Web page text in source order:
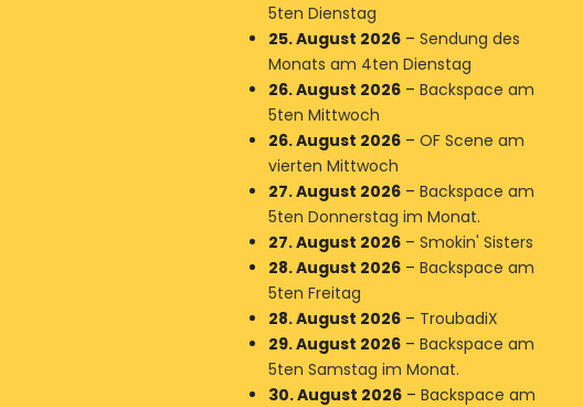
5ten Dienstag
25. August 2026– Sendung des
Monats am 4ten Dienstag
26. August 2026– Backspace am
5ten Mittwoch
26. August 2026– OF Scene am
vierten Mittwoch
27. August 2026– Backspace am
5ten Donnerstag im Monat.
27. August 2026– Smokin' Sisters
28. August 2026– Backspace am
5ten Freitag
28. August 2026– TroubadiX
29. August 2026– Backspace am
5ten Samstag im Monat.
30. August 2026– Backspace am